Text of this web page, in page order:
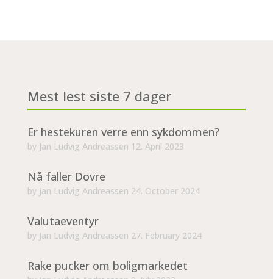
Mest lest siste 7 dager
Er hestekuren verre enn sykdommen?
by Jan Ludvig Andreassen 12. April 2023
Nå faller Dovre
by Jan Ludvig Andreassen 24. October 2024
Valutaeventyr
by Jan Ludvig Andreassen 27. February 2024
Rake pucker om boligmarkedet